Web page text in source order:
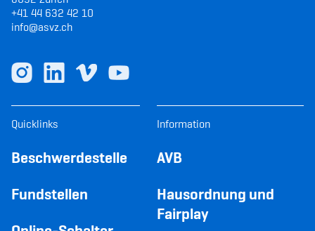
+41 44 632 42 10
info@asvz.ch
Quicklinks
Beschwerdestelle
Fundstellen
Information
AVB
Hausordnung und
Fairplay